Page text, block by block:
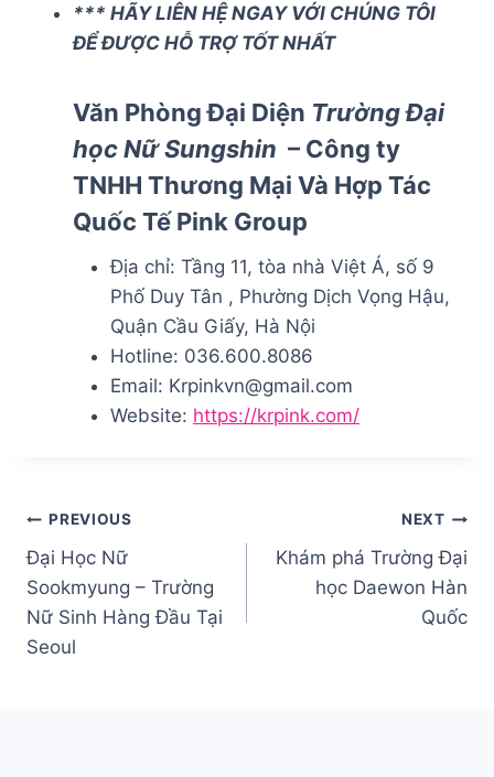
*** HÃY LIÊN HỆ NGAY VỚI CHÚNG TÔI
ĐỂ ĐƯỢC HỖ TRỢ TỐT NHẤT
Văn Phòng Đại Diện TrườngĐại
học Nữ Sungshin – Công ty
TNHH Thương Mại Và Hợp Tác
Quốc Tế Pink Group
Địa chỉ: Tầng 11, tòa nhà Việt Á, số 9
Phố Duy Tân , Phường Dịch Vọng Hậu,
Quận Cầu Giấy, Hà Nội
Hotline: 036.600.8086
Email: Krpinkvn@gmail.com
Website: https://krpink.com/
Điều
hướng
bài
viết
PREVIOUS
Đại Học Nữ
Sookmyung – Trường
Nữ Sinh Hàng Đầu Tại
Seoul
NEXT
Khám phá Trường Đại
học Daewon Hàn
Quốc